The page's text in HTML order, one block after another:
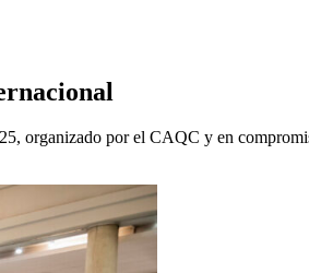
organizado por el CAQC y en